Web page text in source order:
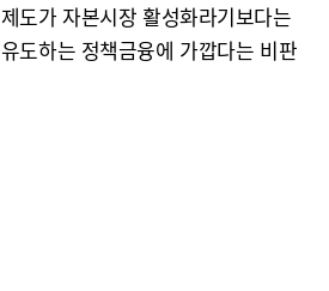
도가 자본시장 활성화라기보다는
도하는 정책금융에 가깝다는 비판